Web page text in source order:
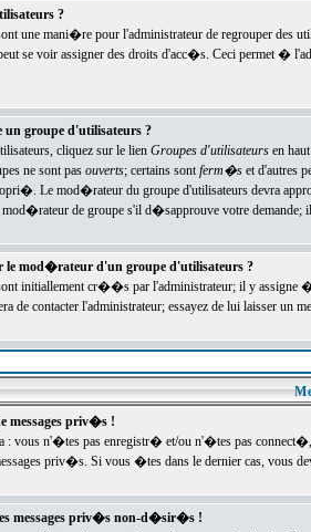
?
une mani�re pour l'administrateur de regrouper des
se voir assigner des droits d'acc�s. Ceci permet
groupe d'utilisateurs ?
cliquez sur le lien Groupes d'utilisateursen haut
ne sont pas ouverts; certains sontferm�set d'autres
Le mod�rateur du groupe d'utilisateurs devra
mod�rateur de groupe s'il d�sapprouve votre demande;
le mod�rateur d'un groupe d'utilisateurs ?
initiallement cr��s par l'administrateur; il y
de contacter l'administrateur; essayez de lui laisser un
messages priv�s !
: vous n'�tes pas enregistr� et/ou n'�tes pas
priv�s. Si vous �tes dans le dernier cas, vous
messages priv�s non-d�sir�s !